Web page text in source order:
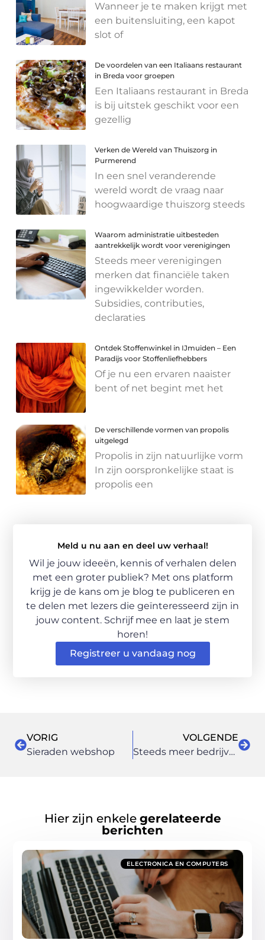
Wanneer je te maken krijgt met
een buitensluiting, een kapot
slot of
De voordelen van een Italiaans restaurant
in Breda voor groepen
Een Italiaans restaurant in Breda
is bij uitstek geschikt voor een
gezellig
Verken de Wereld van Thuiszorg in
Purmerend
In een snel veranderende
wereld wordt de vraag naar
hoogwaardige thuiszorg steeds
Waarom administratie uitbesteden
aantrekkelijk wordt voor verenigingen
Steeds meer verenigingen
merken dat financiële taken
ingewikkelder worden.
Subsidies, contributies,
declaraties
Ontdek Stoffenwinkel in IJmuiden – Een
Paradijs voor Stoffenliefhebbers
Of je nu een ervaren naaister
bent of net begint met het
De verschillende vormen van propolis
uitgelegd
Propolis in zijn natuurlijke vorm
In zijn oorspronkelijke staat is
propolis een
Meld u nu aan en deel uw verhaal!
Wil je jouw ideeën, kennis of verhalen delen
met een groter publiek? Met ons platform
krijg je de kans om je blog te publiceren en
te delen met lezers die geïnteresseerd zijn in
jouw content. Schrijf mee en laat je stem
horen!
Registreer u vandaag nog
VORIG
Sieraden webshop
VOLGENDE
Steeds meer bedrijven kiezen voor lease in plaats van koop
Hier zijn enkele gerelateerde
berichten
ELECTRONICA EN COMPUTERS